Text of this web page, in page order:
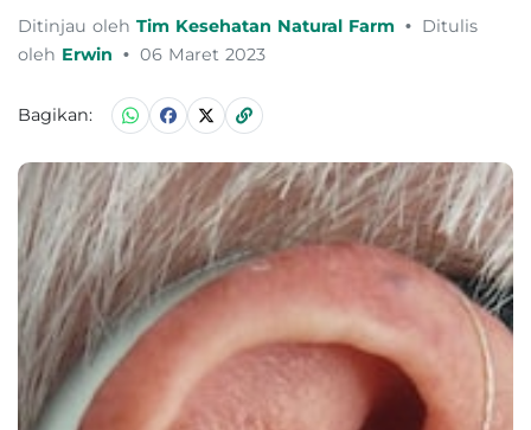
Ditinjau oleh Tim Kesehatan Natural Farm • Ditulis
oleh Erwin • 06 Maret 2023
Bagikan: